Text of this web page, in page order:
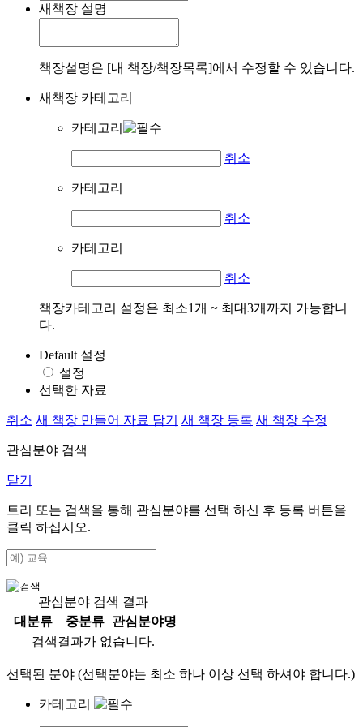
새책장 설명
책장설명은 [내 책장/책장목록]에서 수정할 수 있습니다.
새책장 카테고리
카테고리
취소
카테고리
취소
카테고리
취소
책장카테고리 설정은 최소1개 ~ 최대3개까지 가능합니
다.
Default 설정
설정
선택한 자료
취소 새 책장 만들어 자료 담기 새 책장 등록 새 책장 수정
관심분야 검색
닫기
트리 또는 검색을 통해 관심분야를 선택 하신 후 등록 버튼을
클릭 하십시오.
관심분야 검색 결과
대분류
중분류
관심분야명
검색결과가 없습니다.
선택된 분야 (선택분야는 최소 하나 이상 선택 하셔야 합니다.)
카테고리